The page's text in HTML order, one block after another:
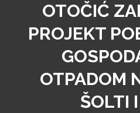
OTOČIĆ
PROJEKT
OTPADOM
ŠOLTI